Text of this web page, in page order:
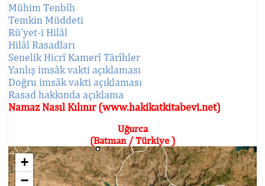
Mühim Tenbîh
Temkin Müddeti
Rü'yet-i Hilâl
Hilâl Rasadları
Senelik Hicrî Kamerî Târîhler
Yanlış imsâk vakti açıklaması
Doğru imsâk vakti açıklaması
Rasad hakkında açıklama
Namaz Nasıl Kılınır (www.hakikatkitabevi.net)
Uğurca
(Batman / Türkiye )
+
−